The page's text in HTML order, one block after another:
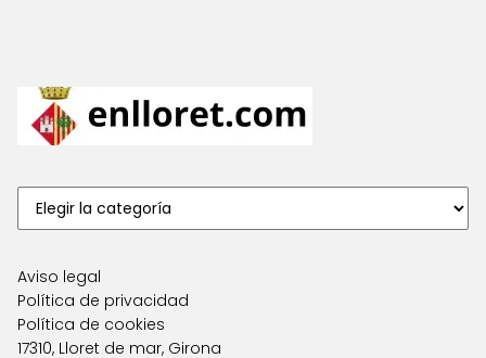
Aviso legal
Política de privacidad
Política de cookies
17310, Lloret de mar, Girona